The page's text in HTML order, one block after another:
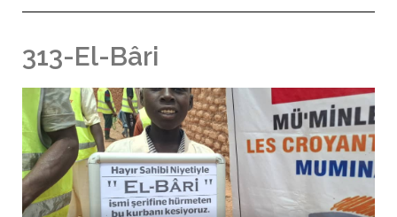
313-El-Bâri